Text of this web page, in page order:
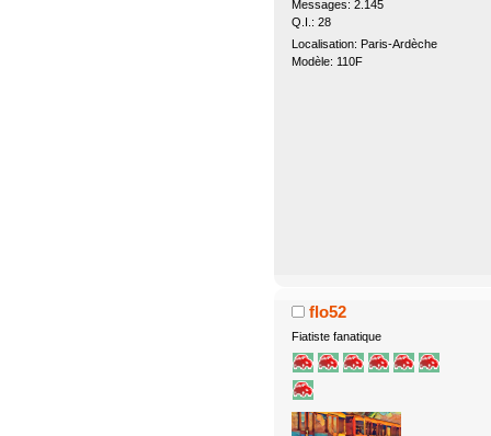
Messages: 2.145
Q.I.: 28
Localisation: Paris-Ardèche
Modèle: 110F
flo52
Fiatiste fanatique